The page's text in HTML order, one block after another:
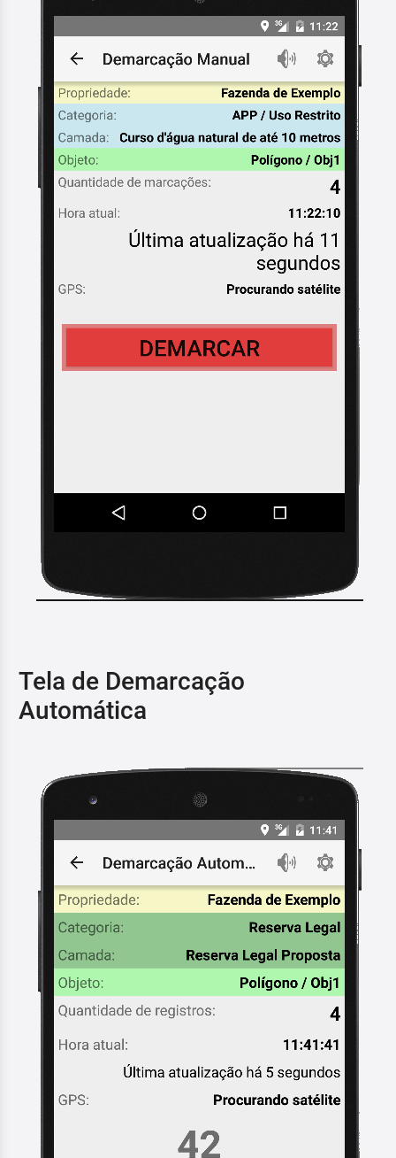
Tela de Demarcação
Automática